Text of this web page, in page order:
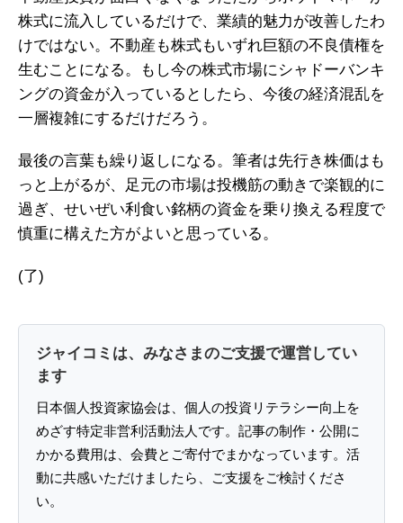
株式に流入しているだけで、業績的魅力が改善したわ
けではない。不動産も株式もいずれ巨額の不良債権を
生むことになる。もし今の株式市場にシャドーバンキ
ングの資金が入っているとしたら、今後の経済混乱を
一層複雑にするだけだろう。
最後の言葉も繰り返しになる。筆者は先行き株価はも
っと上がるが、足元の市場は投機筋の動きで楽観的に
過ぎ、せいぜい利食い銘柄の資金を乗り換える程度で
慎重に構えた方がよいと思っている。
(了)
ジャイコミは、みなさまのご支援で運営してい
ます
日本個人投資家協会は、個人の投資リテラシー向上を
めざす特定非営利活動法人です。記事の制作・公開に
かかる費用は、会費とご寄付でまかなっています。活
動に共感いただけましたら、ご支援をご検討くださ
い。